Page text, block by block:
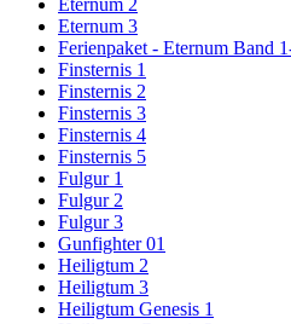
Eternum 2
Eternum 3
Ferienpaket - Eternum Band
Finsternis 1
Finsternis 2
Finsternis 3
Finsternis 4
Finsternis 5
Fulgur 1
Fulgur 2
Fulgur 3
Gunfighter 01
Heiligtum 2
Heiligtum 3
Heiligtum Genesis 1